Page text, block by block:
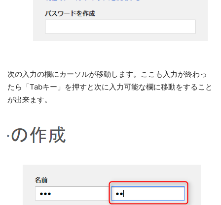
次の入力の欄にカーソルが移動します。ここも入力が終わっ
たら「Tabキー」を押すと次に入力可能な欄に移動をすること
が出来ます。